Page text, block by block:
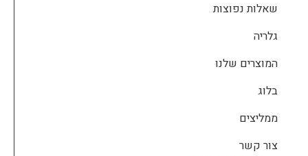
שאלות נפוצות
גלריה
המוצרים שלנו
בלוג
ממליצים
צור קשר